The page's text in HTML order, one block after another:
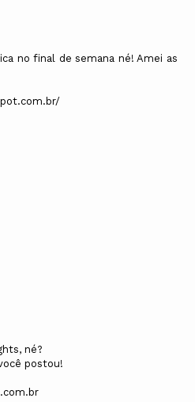
no final de semana né! Amei as
né?
postou!